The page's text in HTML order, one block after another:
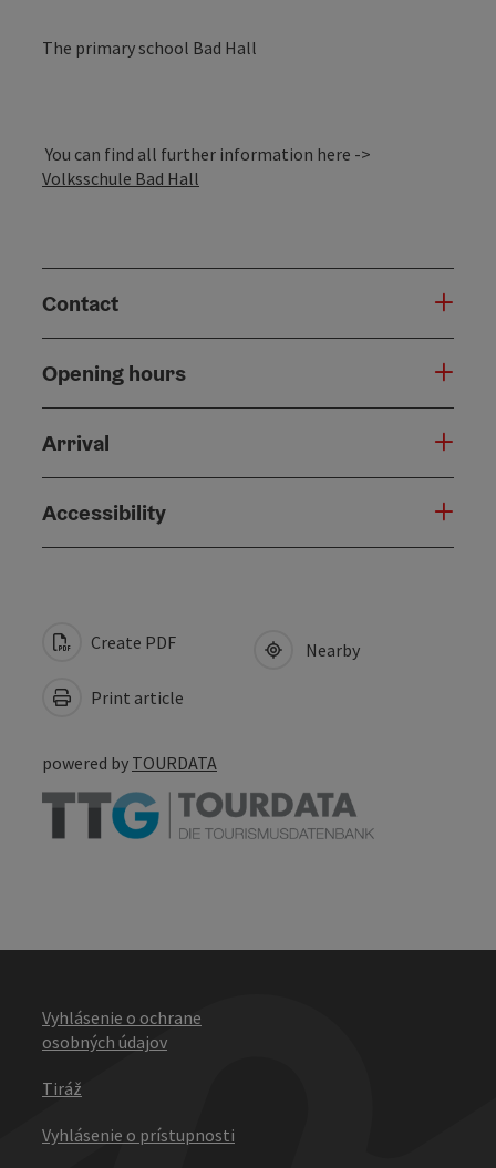
The primary school Bad Hall
You can find all further information here ->
Volksschule Bad Hall
Contact
Opening hours
Arrival
Accessibility
Create PDF
Print article
Nearby
powered by TOURDATA
Vyhlásenie o ochrane
osobných údajov
Tiráž
Vyhlásenie o prístupnosti